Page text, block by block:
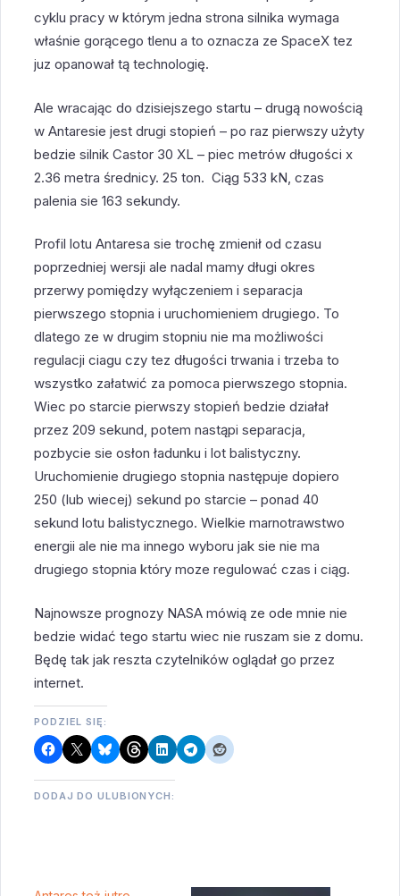
cyklu pracy w którym jedna strona silnika wymaga
właśnie gorącego tlenu a to oznacza ze SpaceX tez
juz opanował tą technologię.
Ale wracając do dzisiejszego startu – drugą nowością
w Antaresie jest drugi stopień – po raz pierwszy użyty
bedzie silnik Castor 30 XL – piec metrów długości x
2.36 metra średnicy. 25 ton. Ciąg 533 kN, czas
palenia sie 163 sekundy.
Profil lotu Antaresa sie trochę zmienił od czasu
poprzedniej wersji ale nadal mamy długi okres
przerwy pomiędzy wyłączeniem i separacja
pierwszego stopnia i uruchomieniem drugiego. To
dlatego ze w drugim stopniu nie ma możliwości
regulacji ciagu czy tez długości trwania i trzeba to
wszystko załatwić za pomoca pierwszego stopnia.
Wiec po starcie pierwszy stopień bedzie działał
przez 209 sekund, potem nastąpi separacja,
pozbycie sie osłon ładunku i lot balistyczny.
Uruchomienie drugiego stopnia następuje dopiero
250 (lub wiecej) sekund po starcie – ponad 40
sekund lotu balistycznego. Wielkie marnotrawstwo
energii ale nie ma innego wyboru jak sie nie ma
drugiego stopnia który moze regulować czas i ciąg.
Najnowsze prognozy NASA mówią ze ode mnie nie
bedzie widać tego startu wiec nie ruszam sie z domu.
Będę tak jak reszta czytelników oglądał go przez
internet.
PODZIEL SIĘ:
DODAJ DO ULUBIONYCH: